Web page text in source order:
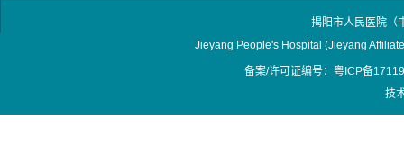
揭阳市人民医院
Jieyang People's Hospital (Jieyang
备案/许可证编号：粤ICP备
技